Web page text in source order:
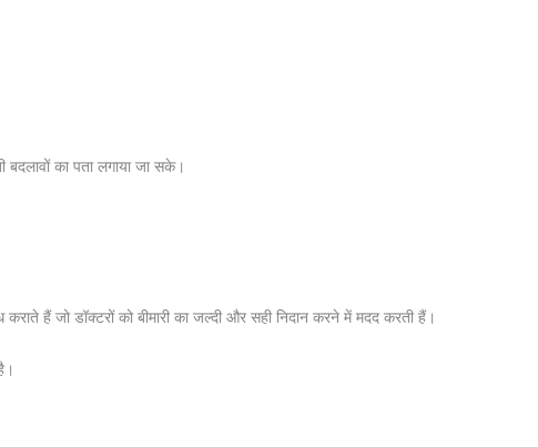
का पता लगाया जा सके।
हैं जो डॉक्टरों को बीमारी का जल्दी और सही निदान करने में मदद करती हैं।